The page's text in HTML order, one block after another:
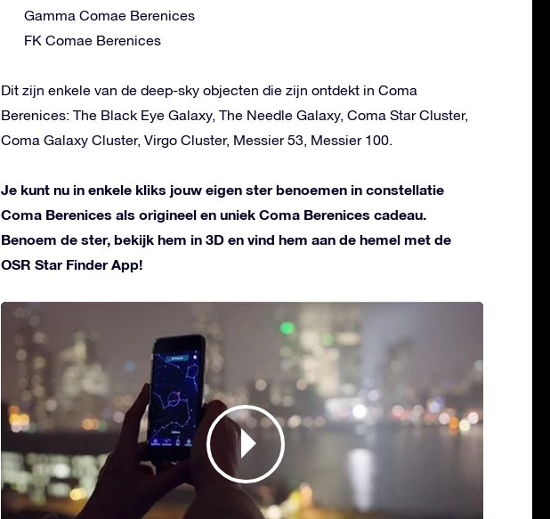
Gamma Comae Berenices
FK Comae Berenices
Dit zijn enkele van de deep-sky objecten die zijn ontdekt in Coma
Berenices: The Black Eye Galaxy, The Needle Galaxy, Coma Star Cluster,
Coma Galaxy Cluster, Virgo Cluster, Messier 53, Messier 100.
Je kunt nu in enkele kliks jouw eigen ster benoemen in constellatie
Coma Berenices als origineel en uniek Coma Berenices cadeau.
Benoem de ster, bekijk hem in 3D en vind hem aan de hemel met de
OSR Star Finder App!